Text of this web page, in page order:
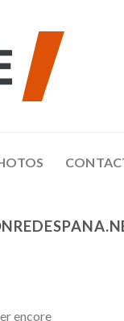
encore